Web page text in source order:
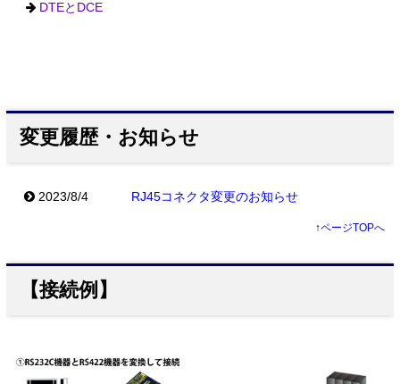
DTEとDCE
変更履歴・お知らせ
2023/8/4 RJ45コネクタ変更のお知らせ
↑ページTOPへ
【接続例】